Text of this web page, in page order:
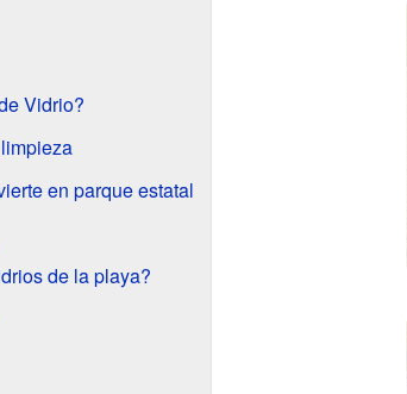
Vidrio?
en parque estatal
de la playa?